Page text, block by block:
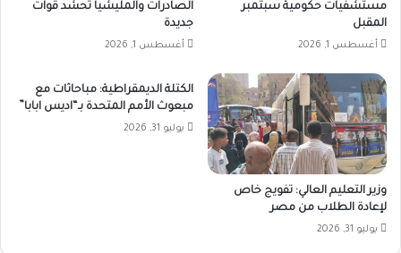
مستشفيات حكومية سبتمبر
المقبل
أغسطس 1, 2026
الصادرات والمليشيا تحشد قوات
جديدة
أغسطس 1, 2026
وزير التعليم العالي: تفويج خاص
لإعادة الطلاب من مصر
يوليو 31, 2026
الكتلة الديمقراطية: مباحاثات مع
مبعوث الأمم المتحدة بـ“اديس ابابا”
يوليو 31, 2026